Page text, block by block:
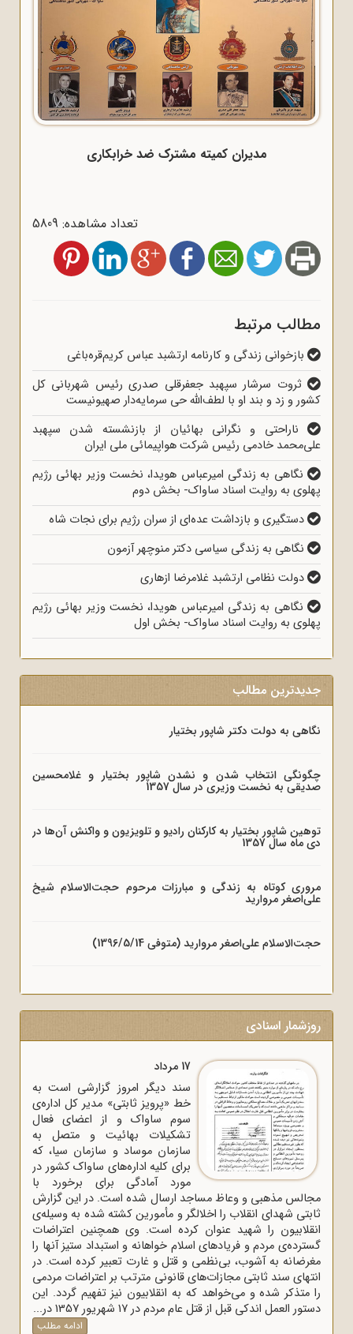
مدیران کمیته مشترک ضد خرابکاری
تعداد مشاهده: 5809
مطالب مرتبط
بازخوانی زندگی و کارنامه ارتشبد عباس کریم‌قره‌باغی
ثروت سرشار سپهبد جعفرقلی صدری رئیس شهربانی کل
کشور و زد و بند او با لطف‌الله حی سرمایه‌دار صهیونیست
ناراحتی و نگرانی بهائیان از بازنشسته شدن سپهبد
علی‌محمد خادمی رئیس شرکت هواپیمائی ملی ایران
نگاهی به زندگی امیرعباس هویدا، نخست وزیر بهائی رژیم
پهلوی به روایت اسناد ساواک- بخش دوم
دستگیری و بازداشت عده‌ای از سران رژیم برای نجات شاه
نگاهی به زندگی سیاسی دکتر منوچهر آزمون
دولت نظامی ارتشبد غلامرضا ازهاری
نگاهی به زندگی امیرعباس هویدا، نخست وزیر بهائی رژیم
پهلوی به روایت اسناد ساواک- بخش اول
جدیدترین مطالب
نگاهی به دولت دکتر شاپور بختیار
چگونگی انتخاب شدن و نشدن شاپور بختیار و غلامحسین
صدیقی به نخست وزیری در سال 1357
توهین شاپور بختیار به کارکنان رادیو و تلویزیون و واکنش آن‌ها در
دی ماه سال 1357
مروری کوتاه به زندگی و مبارزات مرحوم حجت‌الاسلام شیخ
علی‌اصغر مروارید
حجت‌الاسلام علی‌اصغر مروارید (متوفی 1396/5/14)
روزشمار اسنادی
17 مرداد
سند دیگر امروز گزارشی است به
خط «پرویز ثابتی» مدیر کل اداره‌ی
سوم ساواک و از اعضای فعال
تشکیلات بهائیت و متصل به
سازمان موساد و سازمان سیا، که
برای کلیه اداره‌های ساواک‌ کشور در
مورد آمادگی برای برخورد با
مجالس مذهبی و وعاظ مساجد ارسال شده است. در این گزارش
ثابتی شهدای انقلاب را اخلالگر و مأمورین کشته شده به وسیله‌ی
انقلابیون را شهید عنوان کرده است. وی همچنین اعتراضات
گسترده‌ی مردم و فریادهای اسلام خواهانه و استبداد ستیز آنها را
مغرضانه به آشوب، بی‌نظمی و قتل و غارت تعبیر کرده است. در
انتهای سند ثابتی مجازات‌های قانونی مترتب بر اعتراضات مردمی
را متذکر شده و می‌خواهد که به انقلابیون نیز تفهیم گردد. این
دستور العمل اندکی قبل از قتل عام مردم در 17 شهریور 1357 در...
ادامه مطلب